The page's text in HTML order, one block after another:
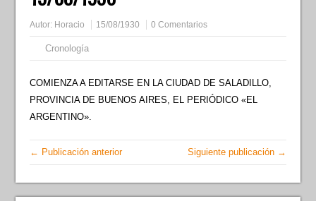
Autor: Horacio 15/08/1930 0 Comentarios
Cronología
COMIENZA A EDITARSE EN LA CIUDAD DE SALADILLO,
PROVINCIA DE BUENOS AIRES, EL PERIÓDICO «EL
ARGENTINO».
← Publicación anterior Siguiente publicación →